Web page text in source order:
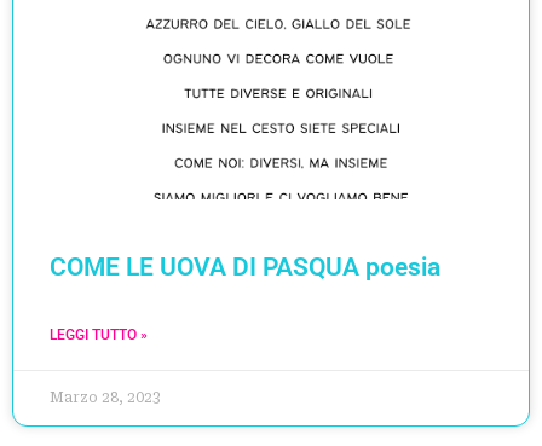
COME LE UOVA DI PASQUA poesia
LEGGI TUTTO »
Marzo 28, 2023